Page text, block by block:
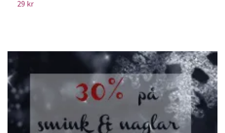
29 kr